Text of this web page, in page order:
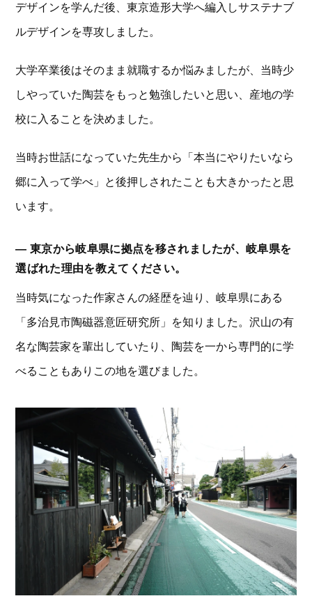
デザインを学んだ後、東京造形大学へ編入しサステナブ
ルデザインを専攻しました。
大学卒業後はそのまま就職するか悩みましたが、当時少
しやっていた陶芸をもっと勉強したいと思い、産地の学
校に入ることを決めました。
当時お世話になっていた先生から「本当にやりたいなら
郷に入って学べ」と後押しされたことも大きかったと思
います。
― 東京から岐阜県に拠点を移されましたが、岐阜県を
選ばれた理由を教えてください。
当時気になった作家さんの経歴を辿り、岐阜県にある
「多治見市陶磁器意匠研究所」を知りました。沢山の有
名な陶芸家を輩出していたり、陶芸を一から専門的に学
べることもありこの地を選びました。